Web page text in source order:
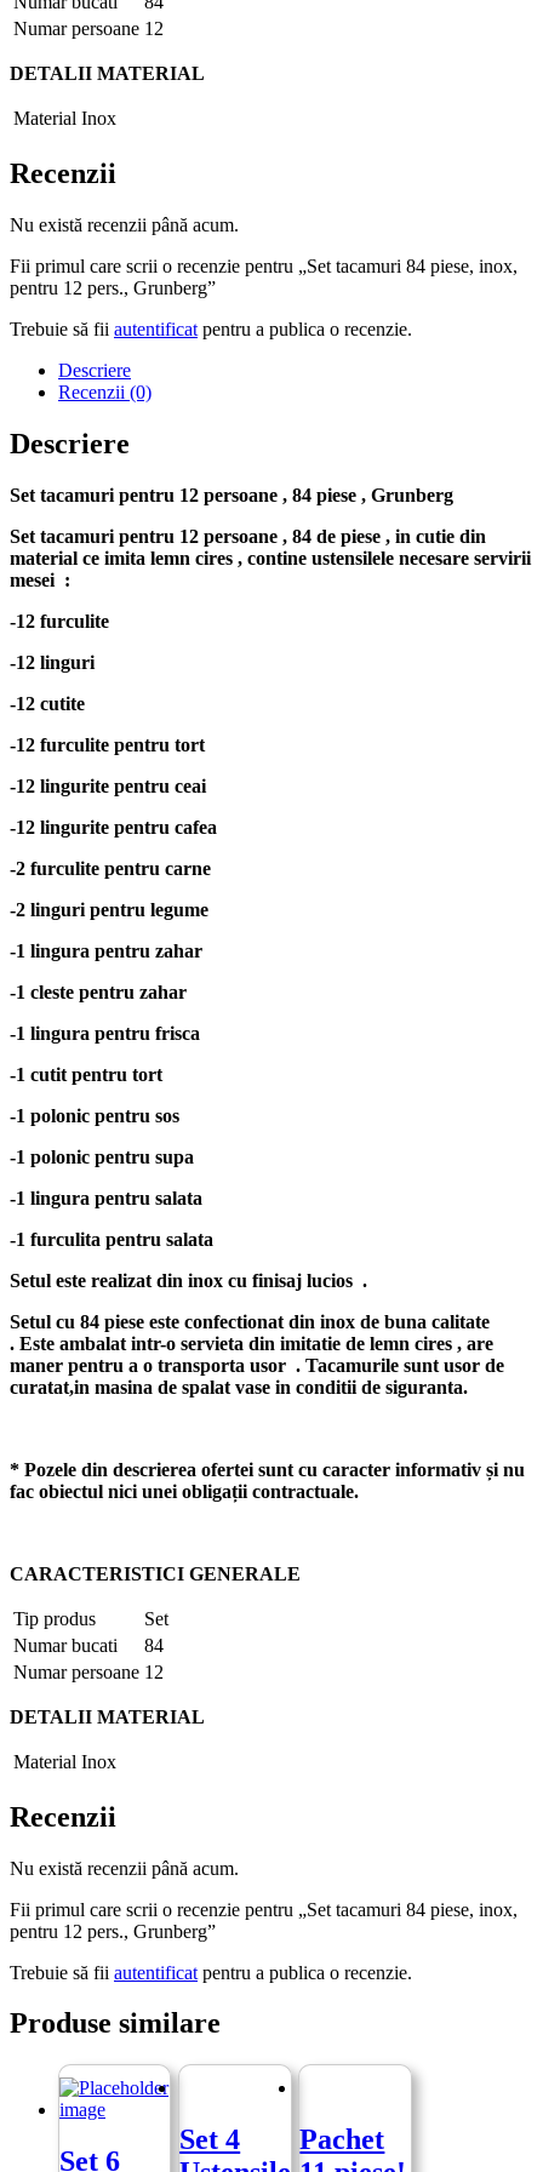
Numar persoane 12
DETALII MATERIAL
Material Inox
Recenzii
Nu există recenzii până acum.
Fii primul care scrii o recenzie pentru „Set tacamuri 84 piese, inox,
pentru 12 pers., Grunberg”
Trebuie să fii autentificat pentru a publica o recenzie.
Descriere
Recenzii (0)
Descriere
Set tacamuri pentru 12 persoane , 84 piese , Grunberg
Set tacamuri pentru 12 persoane , 84 de piese , in cutie din
material ce imita lemn cires , contine ustensilele necesare servirii
mesei :
-12 furculite
-12 linguri
-12 cutite
-12 furculite pentru tort
-12 lingurite pentru ceai
-12 lingurite pentru cafea
-2 furculite pentru carne
-2 linguri pentru legume
-1 lingura pentru zahar
-1 cleste pentru zahar
-1 lingura pentru frisca
-1 cutit pentru tort
-1 polonic pentru sos
-1 polonic pentru supa
-1 lingura pentru salata
-1 furculita pentru salata
Setul este realizat din inox cu finisaj lucios .
Setul cu 84 piese este confectionat din inox de buna calitate
. Este ambalat intr-o servieta din imitatie de lemn cires , are
maner pentru a o transporta usor . Tacamurile sunt usor de
curatat,in masina de spalat vase in conditii de siguranta.
* Pozele din descrierea ofertei sunt cu caracter informativ și nu
fac obiectul nici unei obligații contractuale.
CARACTERISTICI GENERALE
Tip produs
Set
Numar bucati
84
Numar persoane 12
DETALII MATERIAL
Material Inox
Recenzii
Nu există recenzii până acum.
Fii primul care scrii o recenzie pentru „Set tacamuri 84 piese, inox,
pentru 12 pers., Grunberg”
Trebuie să fii autentificat pentru a publica o recenzie.
Produse similare
Set 6
Set 4
Pachet